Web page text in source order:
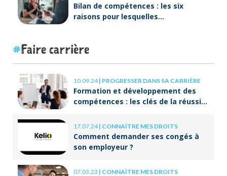
Bilan de compétences : les six
raisons pour lesquelles
Faire carrière
10.09.24| PROGRESSER DANS SA CARRIÈRE
Formation et développement des
compétences : les clés de la réussite
17.07.24| CONNAÎTRE MES DROITS
Comment demander ses congés à
son employeur ?
07.03.23 | CONNAÎTRE MES DROITS